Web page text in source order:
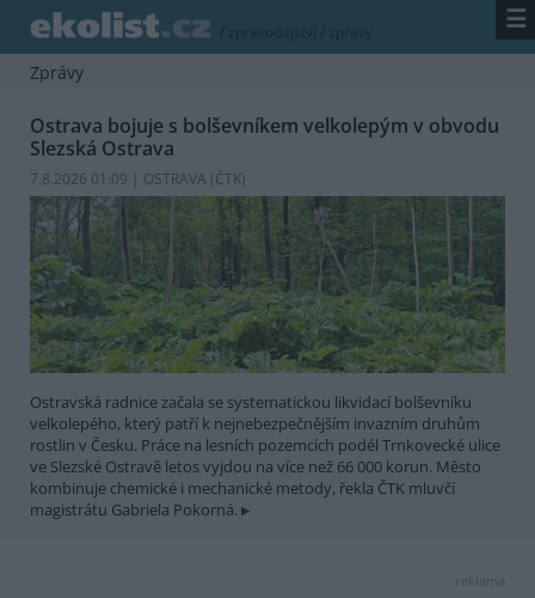
/ zpravodajství / zprávy ☰
Zprávy
Ostrava bojuje s bolševníkem velkolepým v obvodu
Slezská Ostrava
7.8.2026 01:09 | OSTRAVA (ČTK)
Ostravská radnice začala se systematickou likvidací bolševníku
velkolepého, který patří k nejnebezpečnějším invazním druhům
rostlin v Česku. Práce na lesních pozemcích podél Trnkovecké ulice
ve Slezské Ostravě letos vyjdou na více než 66 000 korun. Město
kombinuje chemické i mechanické metody, řekla ČTK mluvčí
magistrátu Gabriela Pokorná.
reklama